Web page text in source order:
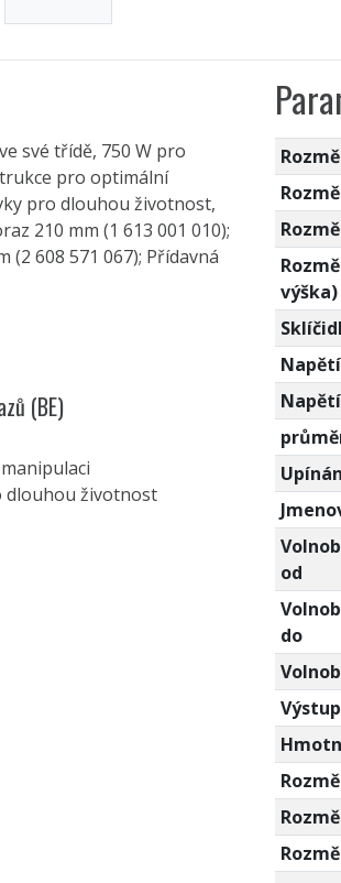
své třídě, 750 W pro
pro optimální
pro dlouhou životnost,
210 mm (1 613 001 010);
(2 608 571 067); Přídavná
(BE)
dlouhou životnost
výška)
od
do